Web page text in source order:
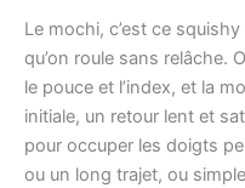
Le mochi, c’est ce
qu’on roule sans relâche.
le pouce et l’index, et la
initiale, un retour lent et
pour occuper les doigts
ou un long trajet, ou